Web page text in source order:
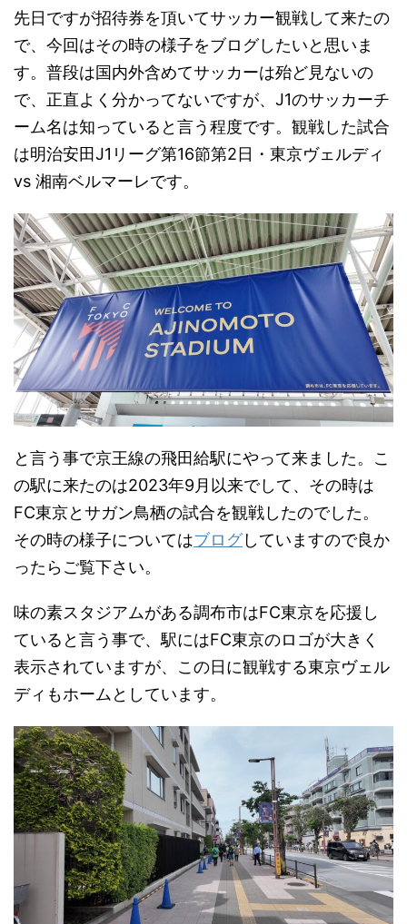
先日ですが招待券を頂いてサッカー観戦して来たの
で、今回はその時の様子をブログしたいと思いま
す。普段は国内外含めてサッカーは殆ど見ないの
で、正直よく分かってないですが、J1のサッカーチ
ーム名は知っていると言う程度です。観戦した試合
は明治安田J1リーグ第16節第2日・東京ヴェルディ
vs 湘南ベルマーレです。
と言う事で京王線の飛田給駅にやって来ました。こ
の駅に来たのは2023年9月以来でして、その時は
FC東京とサガン鳥栖の試合を観戦したのでした。
その時の様子についてはブログしていますので良か
ったらご覧下さい。
味の素スタジアムがある調布市はFC東京を応援し
ていると言う事で、駅にはFC東京のロゴが大きく
表示されていますが、この日に観戦する東京ヴェル
ディもホームとしています。